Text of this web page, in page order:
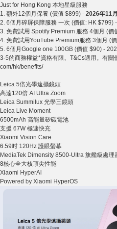
Just for Hong Kong 本地星級服務
1. 額外12個月保養 (價值 $899) - 2026年11月
2. 6個月碎屏保障服務 一次 (價值: HK $799)
3. 免費試用 Spotify Premium 服務 4個月 (價
4. 免費試用YouTube Premium服務 3個月 (
5. 6個月 Google one 100GB (價值 $90) -
3-5的商務權益*資格有限。T&Cs適用。有關
com/hk/benefits/
Leica 5倍光學遠攝鏡頭
高達120倍 AI Ultra Zoom
Leica Summilux 光學三鏡頭
Leica Live Moment
6500mAh 高能量矽碳電池
支援 67W極速快充
Xiaomi Vision Care
6.59吋 120Hz 護眼螢幕
MediaTek Dimensity 8500-Ultra 旗艦級處理
8核心全大核頂尖性能
Xiaomi HyperAI
Powered by Xiaomi HyperOS